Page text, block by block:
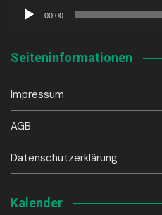
Audio-
00:00
Seiteninformationen
Impressum
AGB
Datenschutzerklärung
Kalender